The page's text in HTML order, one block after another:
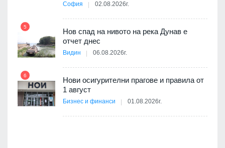
София 02.08.2026г.
5
Нов спад на нивото на река Дунав е
отчет днес
Видин 06.08.2026г.
6
Нови осигурителни прагове и правила от
1 август
Бизнес и финанси 01.08.2026г.